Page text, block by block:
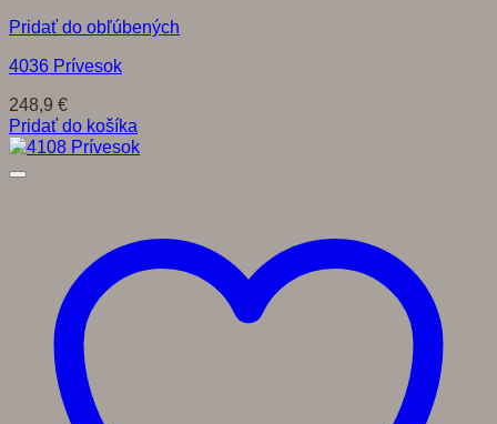
Pridať do obľúbených
4036 Prívesok
248,9 €
Pridať do košíka